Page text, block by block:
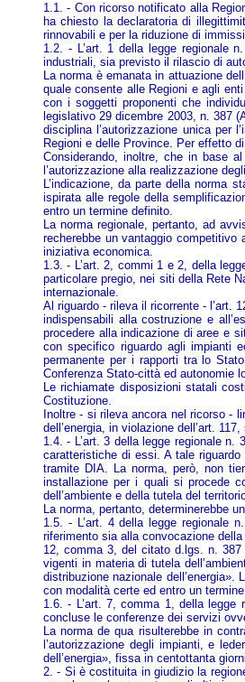
1.1. - Con ricorso notificato alla
ha chiesto la declaratoria di
rinnovabili e per la riduzione di
1.2. - L’art. 1 della legge regionale
industriali, sia previsto il rilascio di
La norma è emanata in attuazione
quale consente alle Regioni e agli
con i soggetti proponenti che
legislativo 29 dicembre 2003, n. 387
disciplina l’autorizzazione unica per
Regioni e delle Province. Per effetto
Considerando, inoltre, che in base
l’autorizzazione alla realizzazione
L’indicazione, da parte della norma
ispirata alle regole della
entro un termine definito.
La norma regionale, pertanto, ad
recherebbe un vantaggio
iniziativa economica.
1.3. - L’art. 2, commi 1 e 2, della
particolare pregio, nei siti della Rete
internazionale.
Al riguardo - rileva il ricorrente - l’art.
indispensabili alla costruzione e
procedere alla indicazione di aree e
con specifico riguardo agli impianti
permanente per i rapporti tra lo
Conferenza Stato-città ed autonomie
Le richiamate disposizioni statali
Costituzione.
Inoltre - si rileva ancora nel ricorso -
dell’energia, in violazione dell’art.
1.4. - L’art. 3 della legge regionale
caratteristiche di essi. A tale
tramite DIA. La norma, però, non
installazione per i quali si procede
dell’ambiente e della tutela del
La norma, pertanto, determinerebbe
1.5. - L’art. 4 della legge regionale
riferimento sia alla convocazione
12, comma 3, del citato d.lgs. n. 387
vigenti in materia di tutela
distribuzione nazionale
con modalità certe ed entro un
1.6. - L’art. 7, comma 1, della legge
concluse le conferenze dei servizi
La norma de qua risulterebbe in
l’autorizzazione degli impianti, e
dell’energia», fissa in centottanta
2. - Si è costituita in giudizio la